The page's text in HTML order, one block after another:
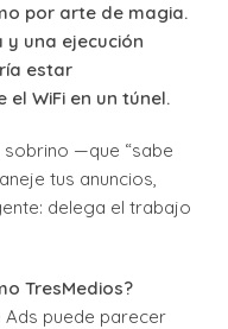
por arte de magia.
y una ejecución
estar
WiFi en un túnel.
sobrino —que “sabe
tus anuncios,
delega el trabajo
TresMedios?
puede parecer